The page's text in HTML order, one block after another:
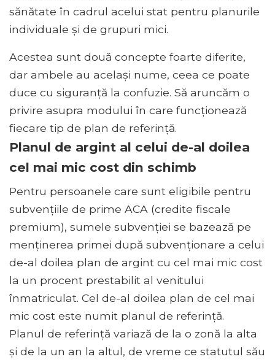
sănătate în cadrul acelui stat pentru planurile
individuale și de grupuri mici.
Acestea sunt două concepte foarte diferite,
dar ambele au același nume, ceea ce poate
duce cu siguranță la confuzie. Să aruncăm o
privire asupra modului în care funcționează
fiecare tip de plan de referință.
Planul de argint al celui de-al doilea
cel mai mic cost din schimb
Pentru persoanele care sunt eligibile pentru
subvențiile de prime ACA (credite fiscale
premium), sumele subvenției se bazează pe
menținerea primei după subvenționare a celui
de-al doilea plan de argint cu cel mai mic cost
la un procent prestabilit al venitului
înmatriculat. Cel de-al doilea plan de cel mai
mic cost este numit planul de referință.
Planul de referință variază de la o zonă la alta
și de la un an la altul, de vreme ce statutul său